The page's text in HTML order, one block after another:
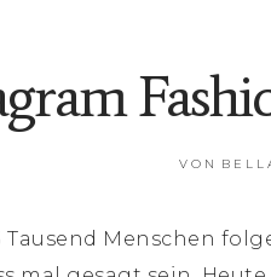
VON
Tausend Menschen